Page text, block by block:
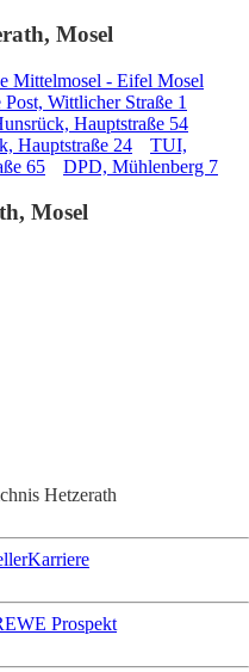
Mosel
Mittelmosel - Eifel Mosel
Post, Wittlicher Straße 1
Hauptstraße 54
Hauptstraße 24
TUI,
65 DPD, Mühlenberg 7
Mosel
Hetzerath
Karriere
Prospekt